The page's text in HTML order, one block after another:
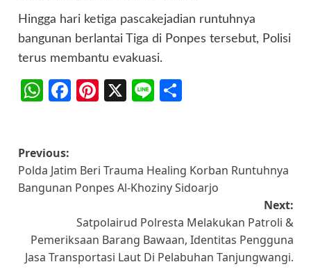
Hingga hari ketiga pascakejadian runtuhnya
bangunan berlantai Tiga di Ponpes tersebut, Polisi
terus membantu evakuasi.
WhatsApp
Facebook
Pinterest
X Line
Post
navigation
Previous:
Polda Jatim Beri Trauma Healing Korban Runtuhnya
Bangunan Ponpes Al-Khoziny Sidoarjo
Next:
Satpolairud Polresta Melakukan Patroli &
Pemeriksaan Barang Bawaan, Identitas Pengguna
Jasa Transportasi Laut Di Pelabuhan Tanjungwangi.